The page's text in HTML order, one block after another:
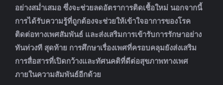
อย่างสม่ำเสมอ ซึ่งจะช่วยลดอัตราการติดเชื้อใหม่ นอกจากนี้
การได้รับความรู้ที่ถูกต้องจะช่วยให้เข้าใจอาการของโรค
ติดต่อทางเพศสัมพันธ์ และส่งเสริมการเข้ารับการรักษาอย่าง
ทันท่วงที สุดท้าย การศึกษาเรื่องเพศที่ครอบคลุมยังส่งเสริม
การสื่อสารที่เปิดกว้างและทัศนคติที่ดีต่อสุขภาพทางเพศ
ภายในความสัมพันธ์อีกด้วย